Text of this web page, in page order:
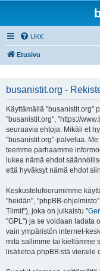
UKK
Etusivu
busanistit.org -
Käyttämällä "busanistit.org"
"busanistit.org", "https://
seuraavia ehtoja. Mikäli et
"busanistit.org"-palvelua.
teemme parhaamme
lukea nämä ehdot
että hyväksyt nämä ehdot
Keskustelufoorumimme
"heidän", "phpBB-
Tiimit"), joka on julkaistu "
"GPL") ja se voidaan ladata
vain ympäristön internet-
mitä sallimme tai kiellämme
lisätietoa phpBB:stä vieraile